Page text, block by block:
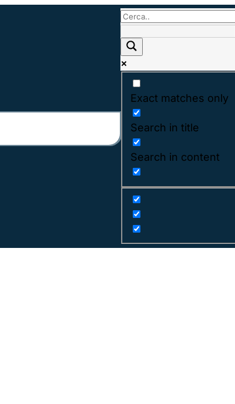
Exact matches only
Search in title
Search in content